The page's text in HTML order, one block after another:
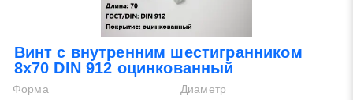
Винт с внутренним шестигранником
8х70 DIN 912 оцинкованный
Форма
Диаметр